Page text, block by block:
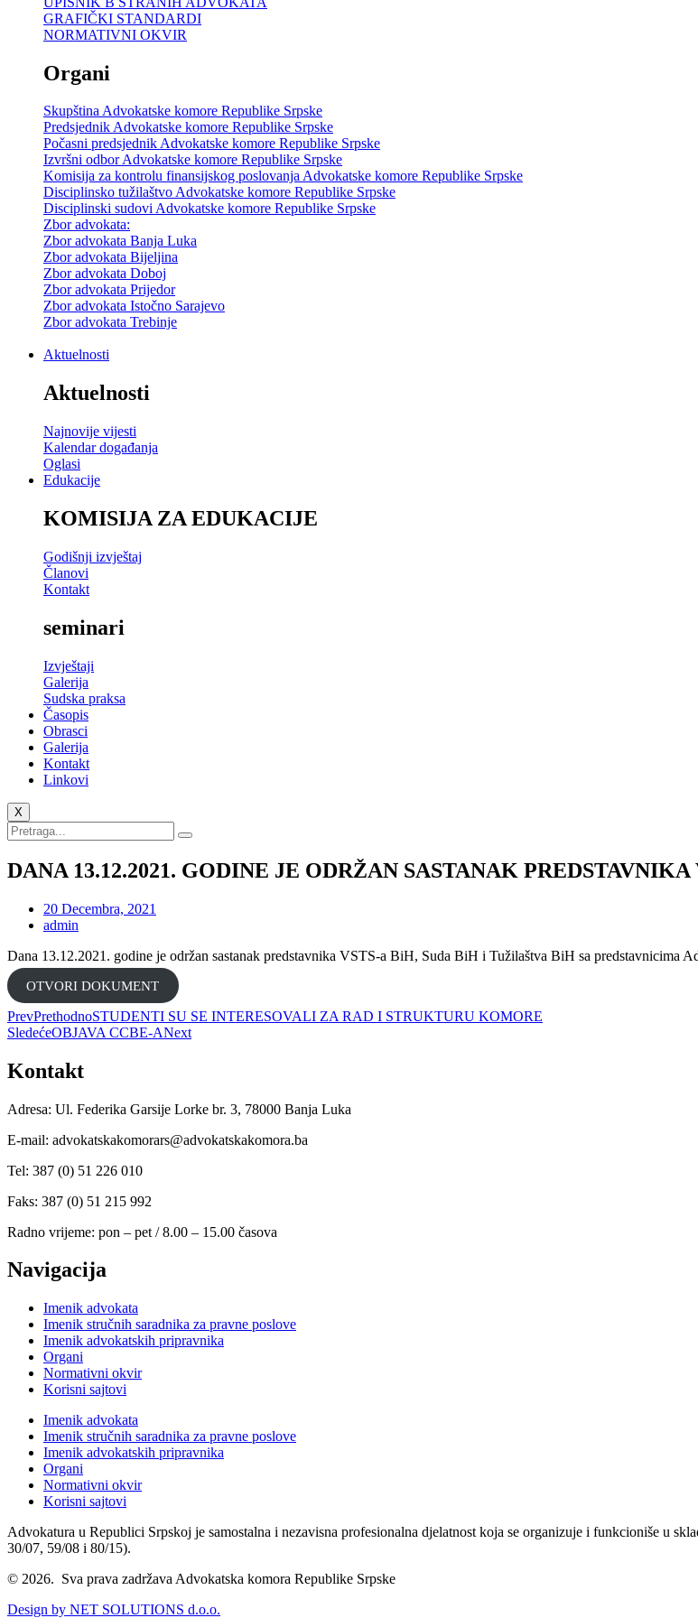
GRAFIČKI STANDARDI
NORMATIVNI OKVIR
Organi
Skupština Advokatske komore Republike Srpske
Predsjednik Advokatske komore Republike Srpske
Počasni predsjednik Advokatske komore Republike Srpske
Izvršni odbor Advokatske komore Republike Srpske
Komisija za kontrolu finansijskog poslovanja Advokatske komore Republike Srpske
Disciplinsko tužilaštvo Advokatske komore Republike Srpske
Disciplinski sudovi Advokatske komore Republike Srpske
Zbor advokata:
Zbor advokata Banja Luka
Zbor advokata Bijeljina
Zbor advokata Doboj
Zbor advokata Prijedor
Zbor advokata Istočno Sarajevo
Zbor advokata Trebinje
Aktuelnosti
Aktuelnosti
Najnovije vijesti
Kalendar događanja
Oglasi
Edukacije
KOMISIJA ZA EDUKACIJE
Godišnji izvještaj
Članovi
Kontakt
seminari
Izvještaji
Galerija
Sudska praksa
Časopis
Obrasci
Galerija
Kontakt
Linkovi
X
DANA 13.12.2021. GODINE JE ODRŽAN SASTANAK
20 Decembra, 2021
admin
Dana 13.12.2021. godine je održan sastanak predstavnika VSTS-a BiH, Suda BiH i Tužilaštva BiH sa predstavnicima
OTVORI DOKUMENT
PrevPrethodnoSTUDENTI SU SE INTERESOVALI ZA RAD I STRUKTURU KOMORE
SledećeOBJAVA CCBE-ANext
Kontakt
Adresa: Ul. Federika Garsije Lorke br. 3, 78000 Banja Luka
E-mail: advokatskakomorars@advokatskakomora.ba
Tel: 387 (0) 51 226 010
Faks: 387 (0) 51 215 992
Radno vrijeme: pon – pet / 8.00 – 15.00 časova
Navigacija
Imenik advokata
Imenik stručnih saradnika za pravne poslove
Imenik advokatskih pripravnika
Organi
Normativni okvir
Korisni sajtovi
Imenik advokata
Imenik stručnih saradnika za pravne poslove
Imenik advokatskih pripravnika
Organi
Normativni okvir
Korisni sajtovi
Advokatura u Republici Srpskoj je samostalna i nezavisna profesionalna djelatnost koja se organizuje i funkcioniše u
30/07, 59/08 i 80/15).
© 2026. Sva prava zadržava Advokatska komora Republike Srpske
Design by NET SOLUTIONS d.o.o.